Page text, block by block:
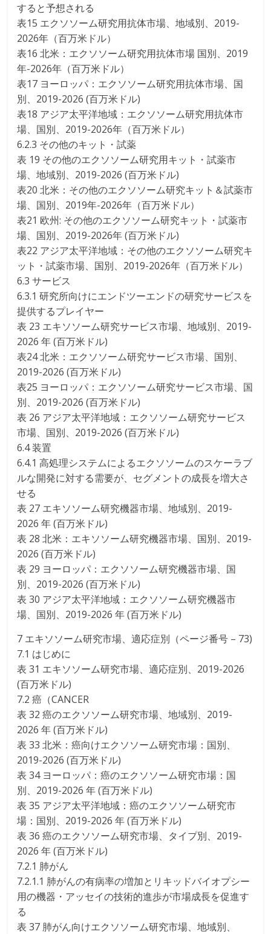
すると予想される
表15 エクソソーム研究用抗体市場、地域別、2019-
2026年（百万米ドル）
表16 北米：エクソソーム研究用抗体市場 国別、2019
年-2026年（百万米ドル）
表17 ヨーロッパ：エクソソーム研究用抗体市場、国
別、2019-2026 (百万米ドル)
表18 アジア太平洋地域：エクソソーム研究用抗体市
場、国別、2019-2026年（百万米ドル）
6.2.3 その他のキット・試薬
表 19 その他のエクソソーム研究用キット・試薬市
場、地域別、2019-2026 (百万米ドル)
表20 北米：その他のエクソソーム研究キット＆試薬市
場、国別、2019年-2026年（百万米ドル）
表21 欧州: その他のエクソソーム研究キット・試薬市
場、国別、2019-2026年 (百万米ドル)
表22 アジア太平洋地域：その他のエクソソーム研究キ
ット・試薬市場、国別、2019-2026年（百万米ドル）
6.3 サービス
6.3.1 研究所向けにエンドツーエンドの研究サービスを
提供するプレイヤー
表 23 エキソソーム研究サービス市場、地域別、2019-
2026 年 (百万米ドル)
表24 北米：エクソソーム研究サービス市場、国別、
2019-2026 (百万米ドル)
表25 ヨーロッパ：エクソソーム研究サービス市場、国
別、2019-2026 (百万米ドル)
表 26 アジア太平洋地域：エクソソーム研究サービス
市場、国別、2019-2026 (百万米ドル)
6.4 装置
6.4.1 高処理システムによるエクソソームのスケーラブ
ルな開発に対する需要が、セグメントの成長を増大さ
せる
表 27 エキソソーム研究機器市場、地域別、2019-
2026 年 (百万米ドル)
表 28 北米：エキソソーム研究機器市場、国別、2019-
2026 (百万米ドル)
表 29 ヨーロッパ：エクソソーム研究機器市場、国
別、2019-2026 (百万米ドル)
表 30 アジア太平洋地域：エクソソーム研究機器市
場、国別、2019-2026 年 (百万米ドル)
7 エキソソーム研究市場、適応症別（ページ番号 – 73)
7.1 はじめに
表 31 エキソソーム研究市場、適応症別、2019-2026
(百万米ドル)
7.2 癌（CANCER
表 32 癌のエクソソーム研究市場、地域別、2019-
2026 年 (百万米ドル)
表 33 北米：癌向けエクソソーム研究市場：国別、
2019-2026 (百万米ドル)
表 34 ヨーロッパ：癌のエクソソーム研究市場：国
別、2019-2026 年 (百万米ドル)
表 35 アジア太平洋地域：癌のエクソソーム研究市
場：国別、2019-2026 年 (百万米ドル)
表 36 癌のエクソソーム研究市場、タイプ別、2019-
2026 年 (百万米ドル)
7.2.1 肺がん
7.2.1.1 肺がんの有病率の増加とリキッドバイオプシー
用の機器・アッセイの技術的進歩が市場成長を促進す
る
表 37 肺がん向けエクソソーム研究市場、地域別、